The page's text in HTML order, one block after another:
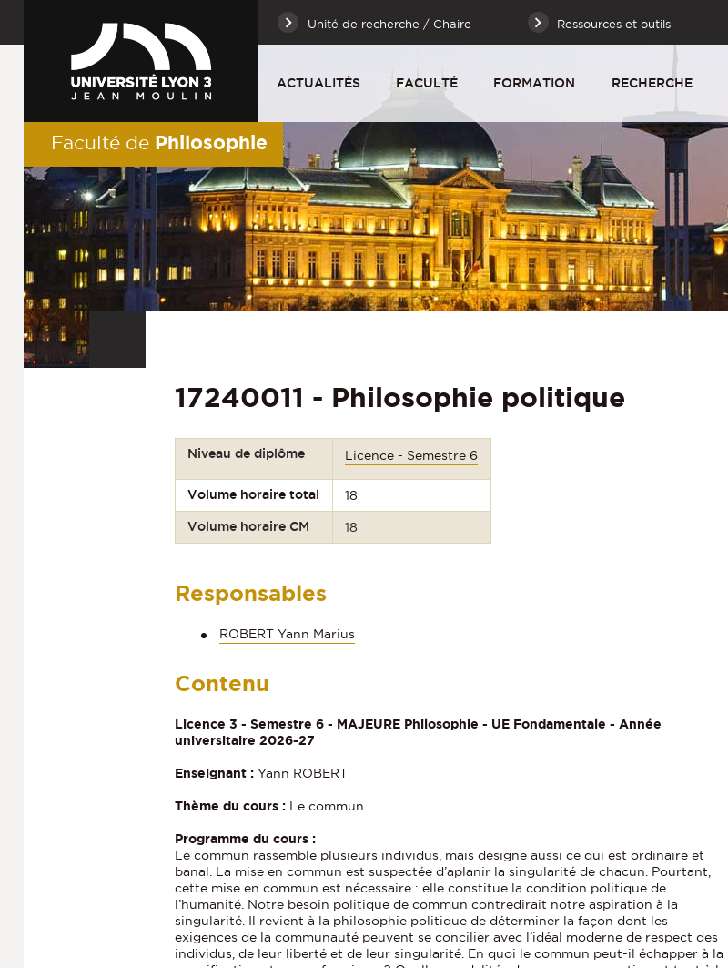
Unité de recherche / Chaire Ressources et outils
ACTUALITÉS FACULTÉ FORMATION RECHERCHE
Faculté de Philosophie
17240011 - Philosophie politique
Niveau de diplôme Licence - Semestre 6
Volume horaire total 18
Volume horaire CM 18
Responsables
ROBERT Yann Marius
Contenu
Licence 3 - Semestre 6 - MAJEURE Philosophie - UE Fondamentale - Année
universitaire 2026-27
Enseignant : Yann ROBERT
Thème du cours : Le commun
Programme du cours :
Le commun rassemble plusieurs individus, mais désigne aussi ce qui est ordinaire et
banal. La mise en commun est suspectée d’aplanir la singularité de chacun. Pourtant,
cette mise en commun est nécessaire : elle constitue la condition politique de
l’humanité. Notre besoin politique de commun contredirait notre aspiration à la
singularité. Il revient à la philosophie politique de déterminer la façon dont les
exigences de la communauté peuvent se concilier avec l’idéal moderne de respect des
individus, de leur liberté et de leur singularité. En quoi le commun peut-il échapper à la